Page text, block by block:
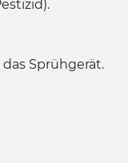
Sprühgerät.